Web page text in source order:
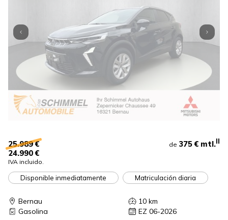
25.989 €
24.990 €
IVA incluido.
de 375 € mtl.II
Disponible inmediatamente Matriculación diaria
Bernau 10km
Gasolina
EZ 06-2026